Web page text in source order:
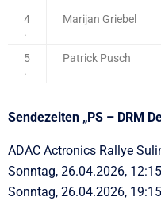
4
.
Marijan Griebel
5
.
Patrick Pusch
Sendezeiten „PS – DRM
ADAC Actronics Rallye
Sonntag, 26.04.2026,
Sonntag, 26.04.2026,